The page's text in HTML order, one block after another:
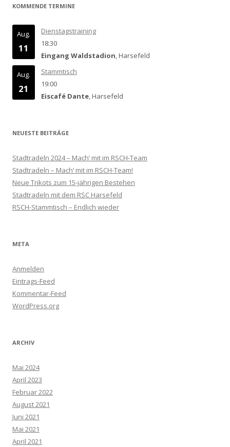
KOMMENDE TERMINE
Aug.
11
Dienstagstraining
18:30
Eingang Waldstadion, Harsefeld
Aug.
21
Stammtisch
19:00
Eiscafé Dante, Harsefeld
NEUESTE BEITRÄGE
Stadtradeln 2024 – Mach‘ mit im RSCH-Team
Stadtradeln – Mach‘ mit im RSCH-Team!
Neue Trikots zum 15-jährigen Bestehen
Stadtradeln mit dem RSC Harsefeld
RSCH-Stammtisch – Endlich wieder
META
Anmelden
Eintrags-Feed
Kommentar-Feed
WordPress.org
ARCHIV
Mai 2024
April 2023
Februar 2022
August 2021
Juni 2021
Mai 2021
April 2021